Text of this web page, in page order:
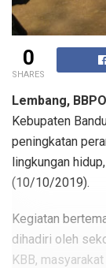
0
SHARES
Lembang,
Kebupaten
peningkatan
lingkungan
(10/10/2019).
Kegiatan
dihadiri oleh
KBB,